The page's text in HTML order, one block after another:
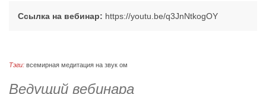
Ссылка на вебинар: https://youtu.be/q3JnNtkogOY
Тэги: всемирная медитация на звук ом
Ведущий вебинара